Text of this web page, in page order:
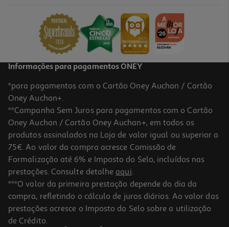
Fita Terapeutica Select K-Tape Profcare Azul 5cmx5m
8.4 €/un
8,40 €
Informações para pagamentos ONEY
*para pagamentos com o Cartão Oney Auchan / Cartão
Oney Auchan+.
**Campanha Sem Juros para pagamentos com o Cartão
Oney Auchan / Cartão Oney Auchan+, em todos os
produtos assinalados na Loja de valor igual ou superior a
75€. Ao valor da compra acresce Comissão de
Formalização até 6% e Imposto do Selo, incluídos nas
prestações. Consulte detalhe aqui.
***O valor da primeira prestação depende do dia da
compra, refletindo o cálculo de juros diários. Ao valor das
prestações acresce o Imposto do Selo sobre a utilização
de Crédito.